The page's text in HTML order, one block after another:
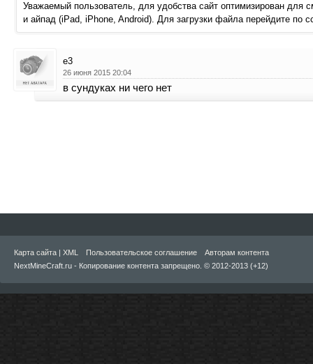
Уважаемый пользователь, для удобства сайт оптимизирован для
и айпад (iPad, iPhone, Android). Для загрузки файла перейдите по
е3
26 июня 2015 20:04
в сундуках ни чего нет
Карта сайта | XML Пользовательское соглашение
Авторам контента
NextMineCraft.ru - Копирование контента запрещено. © 2012-2013 (+12)